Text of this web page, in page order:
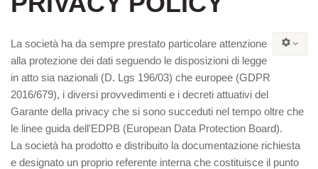
La società ha da sempre prestato particolare attenzione
alla protezione dei dati seguendo le disposizioni di legge
in atto sia nazionali (D. Lgs 196/03) che europee (GDPR
2016/679), i diversi provvedimenti e i decreti attuativi del
Garante della privacy che si sono succeduti nel tempo oltre che
le linee guida dell'EDPB (European Data Protection Board).
La società ha prodotto e distribuito la documentazione richiesta
e designato un proprio referente interna che costituisce il punto